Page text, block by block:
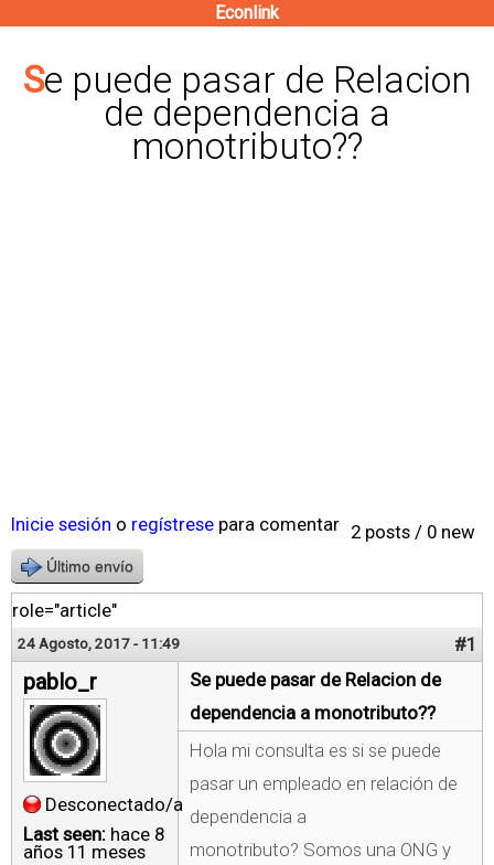
contenido
principal
Econlink
Se puede pasar de Relacion
de dependencia a
monotributo??
2 posts / 0 new
Inicie sesión o regístrese para comentar
Último envío
role="article"
24 Agosto, 2017 - 11:49 #1
pablo_r
Desconectado/a
Last seen: hace 8
años 11 meses
Se puede pasar de Relacion de
dependencia a monotributo??
Hola mi consulta es si se puede
pasar un empleado en relación de
dependencia a
monotributo? Somos una ONG y